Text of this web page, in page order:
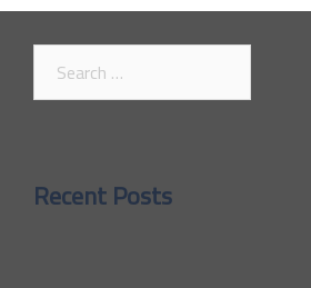
Search
for:
Recent Posts